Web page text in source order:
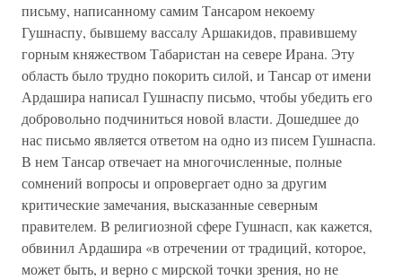
письму, написанному самим Тансаром некоему
Гушнаспу, бывшему вассалу Аршакидов, правившему
горным княжеством Табаристан на севере Ирана. Эту
область было трудно покорить силой, и Тансар от имени
Ардашира написал Гушнаспу письмо, чтобы убедить его
добровольно подчиниться новой власти. Дошедшее до
нас письмо является ответом на одно из писем Гушнаспа.
В нем Тансар отвечает на многочисленные, полные
сомнений вопросы и опровергает одно за другим
критические замечания, высказанные северным
правителем. В религиозной сфере Гушнасп, как кажется,
обвинил Ардашира «в отречении от традиций, которое,
может быть, и верно с мирской точки зрения, но не